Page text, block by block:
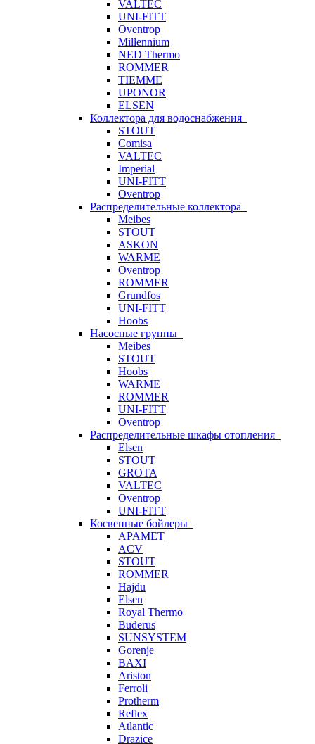
VALTEC
UNI-FITT
Oventrop
Millennium
NED Thermo
ROMMER
TIEMME
UPONOR
ELSEN
Коллектора для водоснабжения
STOUT
Comisa
VALTEC
Imperial
UNI-FITT
Oventrop
Распределительные коллектора
Meibes
STOUT
ASKON
WARME
Oventrop
ROMMER
Grundfos
UNI-FITT
Hoobs
Насосные группы
Meibes
STOUT
Hoobs
WARME
ROMMER
UNI-FITT
Oventrop
Распределительные шкафы отопления
Elsen
STOUT
GROTA
VALTEC
Oventrop
UNI-FITT
Косвенные бойлеры
APAMET
ACV
STOUT
ROMMER
Hajdu
Elsen
Royal Thermo
Buderus
SUNSYSTEM
Gorenje
BAXI
Ariston
Ferroli
Protherm
Reflex
Atlantic
Drazice